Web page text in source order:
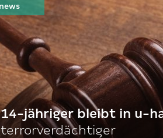
14-jähriger bleibt in u-
terrorverdächtiger